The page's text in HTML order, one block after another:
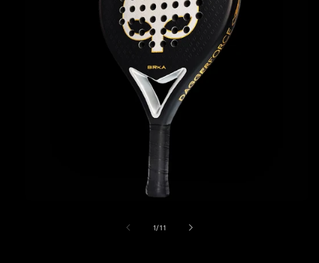
1/de
11